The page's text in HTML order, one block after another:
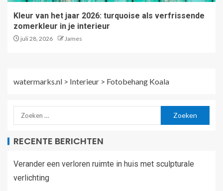
Kleur van het jaar 2026: turquoise als verfrissende
zomerkleur in je interieur
juli 28, 2026 James
watermarks.nl > Interieur > Fotobehang Koala
RECENTE BERICHTEN
Verander een verloren ruimte in huis met sculpturale
verlichting